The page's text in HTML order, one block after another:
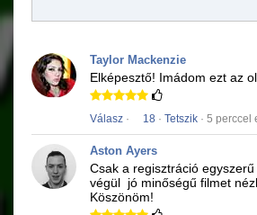
Taylor Mackenzie
Elképesztő! Imádom ezt az
Válasz · 18 · Tetszik · 5 perccel
Aston Ayers
Csak a regisztráció
végül jó minőségű filmet
Köszönöm!